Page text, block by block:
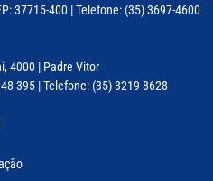
37715-400 | Telefone: (35) 3697-4600
4000 | Padre Vitor
395 | Telefone: (35) 3219 8628